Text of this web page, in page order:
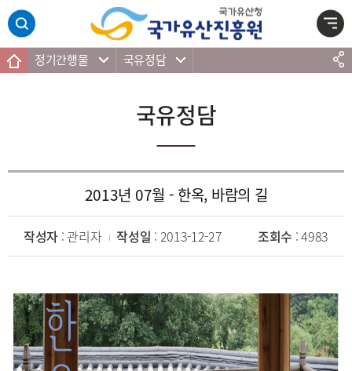
본문 바로가기
주메뉴 바로가기
하단 바로가기
정기간행물 국유정담
국유정담
2013년 07월 - 한옥, 바람의 길
작성자 : 관리자 작성일 : 2013-12-27 조회수 : 4983